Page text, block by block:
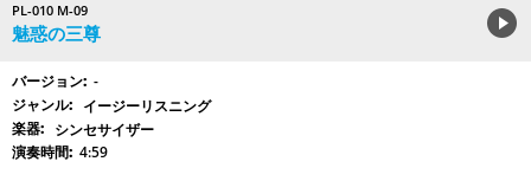
PL-010 M-09
魅惑の三尊
-
イージーリスニング
シンセサイザー
4:59